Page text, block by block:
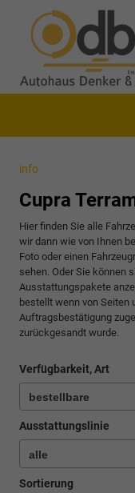
info
Cupra
Hier finden Sie alle
wir dann wie von Ihnen
Foto oder einen
sehen. Oder Sie können
Ausstattungspakete
bestellt wenn von Seiten
Auftragsbestätigung
zurückgesandt wurde.
Verfügbarkeit, Art
Ausstattungslinie
Sortierung